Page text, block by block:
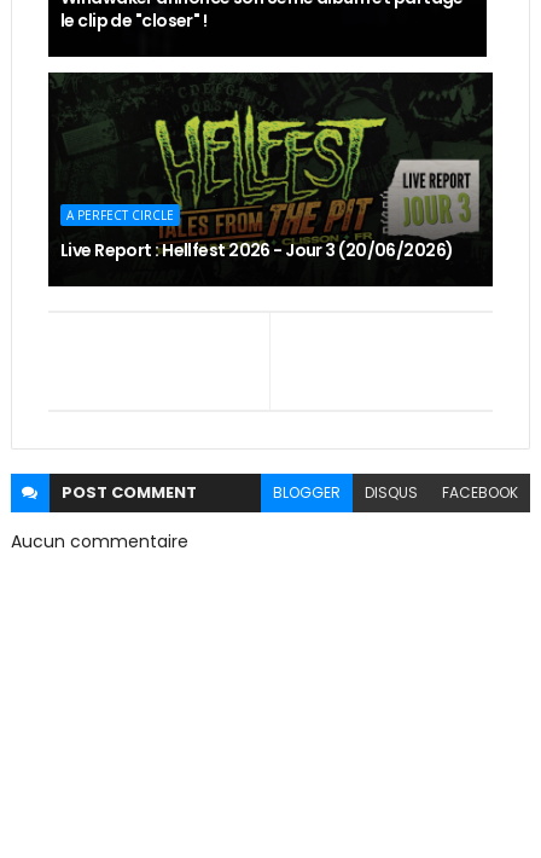
le clip de "closer" !
A PERFECT CIRCLE
Live Report : Hellfest 2026 - Jour 3 (20/06/2026)
POST COMMENT BLOGGER DISQUS FACEBOOK
Aucun commentaire